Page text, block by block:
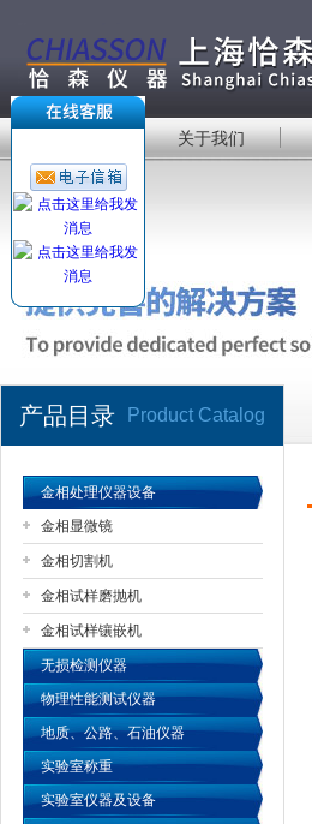
公司名称
关于我们
产品目录 Product Catalog
金相处理仪器设备
金相显微镜
金相切割机
金相试样磨抛机
金相试样镶嵌机
无损检测仪器
物理性能测试仪器
地质、公路、石油仪器
实验室称重
实验室仪器及设备